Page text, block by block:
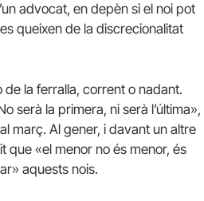
advocat, en depèn si el noi pot
queixen de la discrecionalitat
de la ferralla, corrent o nadant.
serà la primera, ni serà l’última»,
març. Al gener, i davant un altre
que «el menor no és menor, és
aquests nois.